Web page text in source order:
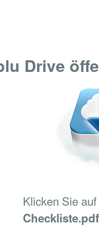
Drive
Klicken Sie
Checkliste.pdf